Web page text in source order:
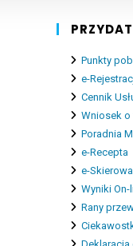
Punkty
e-
Cennik
Wniosek o
Poradnia
e-Recepta
e-
Wyniki On-
Rany